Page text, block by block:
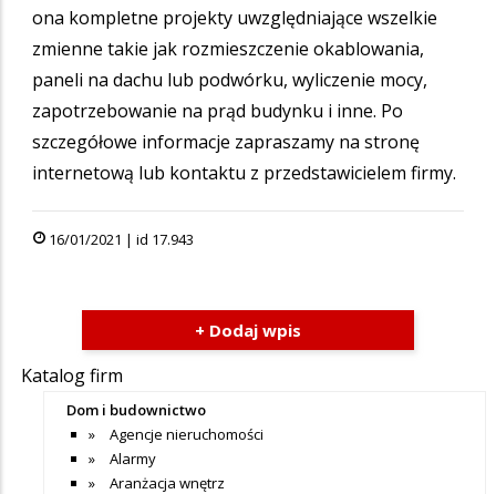
ona kompletne projekty uwzględniające wszelkie
zmienne takie jak rozmieszczenie okablowania,
paneli na dachu lub podwórku, wyliczenie mocy,
zapotrzebowanie na prąd budynku i inne. Po
szczegółowe informacje zapraszamy na stronę
internetową lub kontaktu z przedstawicielem firmy.
16/01/2021 | id 17.943
+ Dodaj wpis
Katalog firm
Dom i budownictwo
Agencje nieruchomości
Alarmy
Aranżacja wnętrz